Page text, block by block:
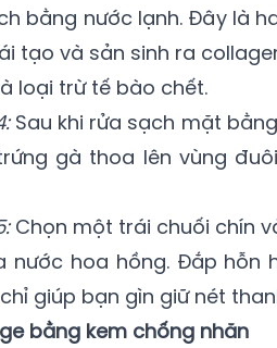
bằng nước lạnh. Đây là
tạo và sản sinh ra
loại trừ tế bào chết.
Sau khi rửa sạch mặt
gà thoa lên vùng
Chọn một trái chuối chín
nước hoa hồng. Đắp hỗn
giúp bạn gìn giữ nét
bằng kem chống nhăn